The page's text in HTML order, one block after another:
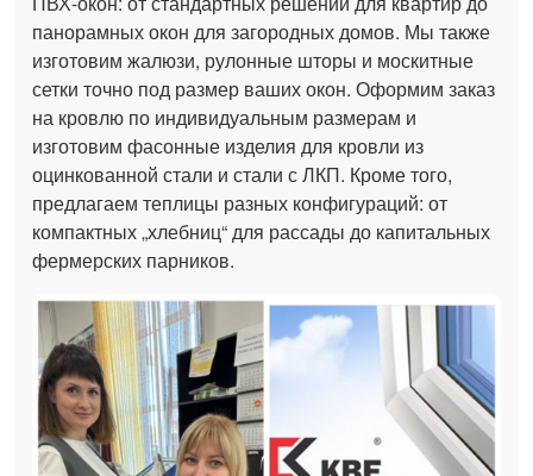
панорамных окон для загородных домов. Мы также
изготовим жалюзи, рулонные шторы и москитные
сетки точно под размер ваших окон. Оформим заказ
на кровлю по индивидуальным размерам и
изготовим фасонные изделия для кровли из
оцинкованной стали и стали с ЛКП. Кроме того,
предлагаем теплицы разных конфигураций: от
компактных „хлебниц“ для рассады до капитальных
фермерских парников.